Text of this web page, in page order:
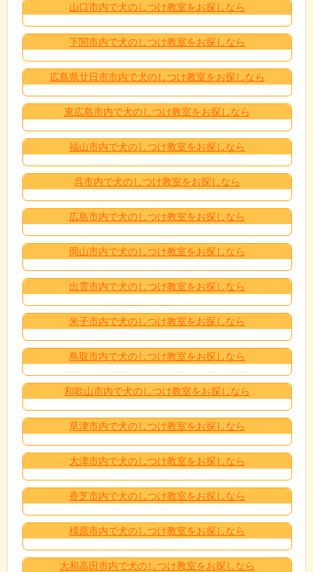
山口市内で犬のしつけ教室をお探しなら
下関市内で犬のしつけ教室をお探しなら
広島県廿日市市内で犬のしつけ教室をお探しなら
東広島市内で犬のしつけ教室をお探しなら
福山市内で犬のしつけ教室をお探しなら
呉市内で犬のしつけ教室をお探しなら
広島市内で犬のしつけ教室をお探しなら
岡山市内で犬のしつけ教室をお探しなら
出雲市内で犬のしつけ教室をお探しなら
米子市内で犬のしつけ教室をお探しなら
鳥取市内で犬のしつけ教室をお探しなら
和歌山市内で犬のしつけ教室をお探しなら
草津市内で犬のしつけ教室をお探しなら
大津市内で犬のしつけ教室をお探しなら
香芝市内で犬のしつけ教室をお探しなら
橿原市内で犬のしつけ教室をお探しなら
大和高田市内で犬のしつけ教室をお探しなら